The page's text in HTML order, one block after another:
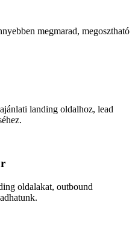
megmarad, megosztható
landing oldalhoz, lead
oldalakat, outbound